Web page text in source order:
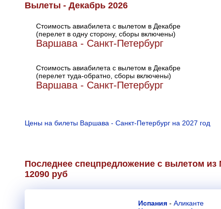
Вылеты - Декабрь 2026
Стоимость авиабилета с вылетом в Декабре
(перелет в одну сторону, сборы включены)
Варшава - Санкт-Петербург
Стоимость авиабилета с вылетом в Декабре
(перелет туда-обратно, сборы включены)
Варшава - Санкт-Петербург
Цены на билеты Варшава - Санкт-Петербург на 2027 год
Последнее спецпредложение с вылетом
12090 руб
Испания - Аликанте